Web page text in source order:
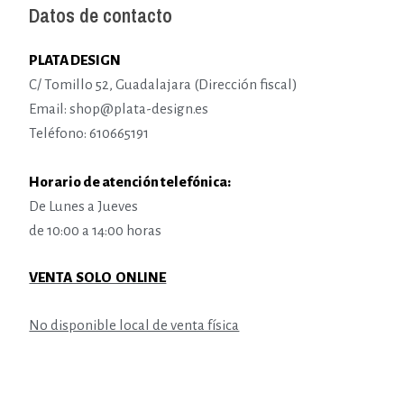
Datos de contacto
PLATA DESIGN
C/ Tomillo 52, Guadalajara (Dirección fiscal)
Email: shop@plata-design.es
Teléfono: 610665191
Horario de atención telefónica:
De Lunes a Jueves
de 10:00 a 14:00 horas
VENTA SOLO ONLINE
No disponible local de venta física